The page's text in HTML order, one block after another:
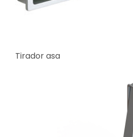
Tirador asa